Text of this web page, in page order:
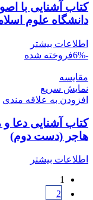
کتاب آشنایی با
دانشگاه علوم
اطلاعات بیشتر
-6%
فروخته شده
مقايسه
نمایش سریع
افزودن به علاقه مندی
کتاب آشنایی دعا
هاجر (دست دوم)
اطلاعات بیشتر
1
2